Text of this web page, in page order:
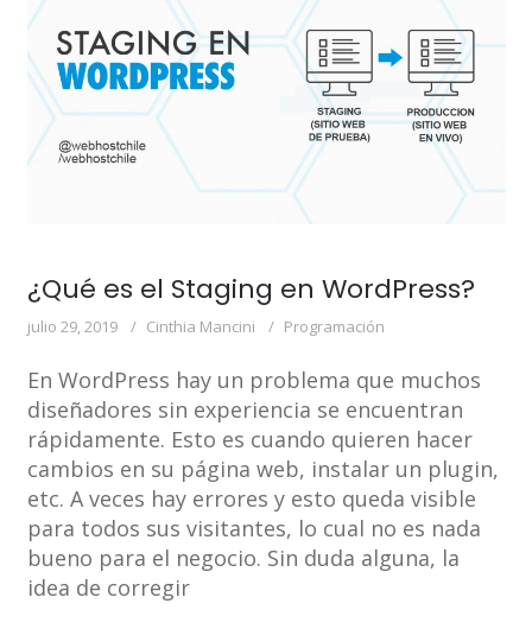
¿Qué es el Staging en WordPress?
julio 29, 2019 Cinthia Mancini Programación
En WordPress hay un problema que muchos
diseñadores sin experiencia se encuentran
rápidamente. Esto es cuando quieren hacer
cambios en su página web, instalar un plugin,
etc. A veces hay errores y esto queda visible
para todos sus visitantes, lo cual no es nada
bueno para el negocio. Sin duda alguna, la
idea de corregir